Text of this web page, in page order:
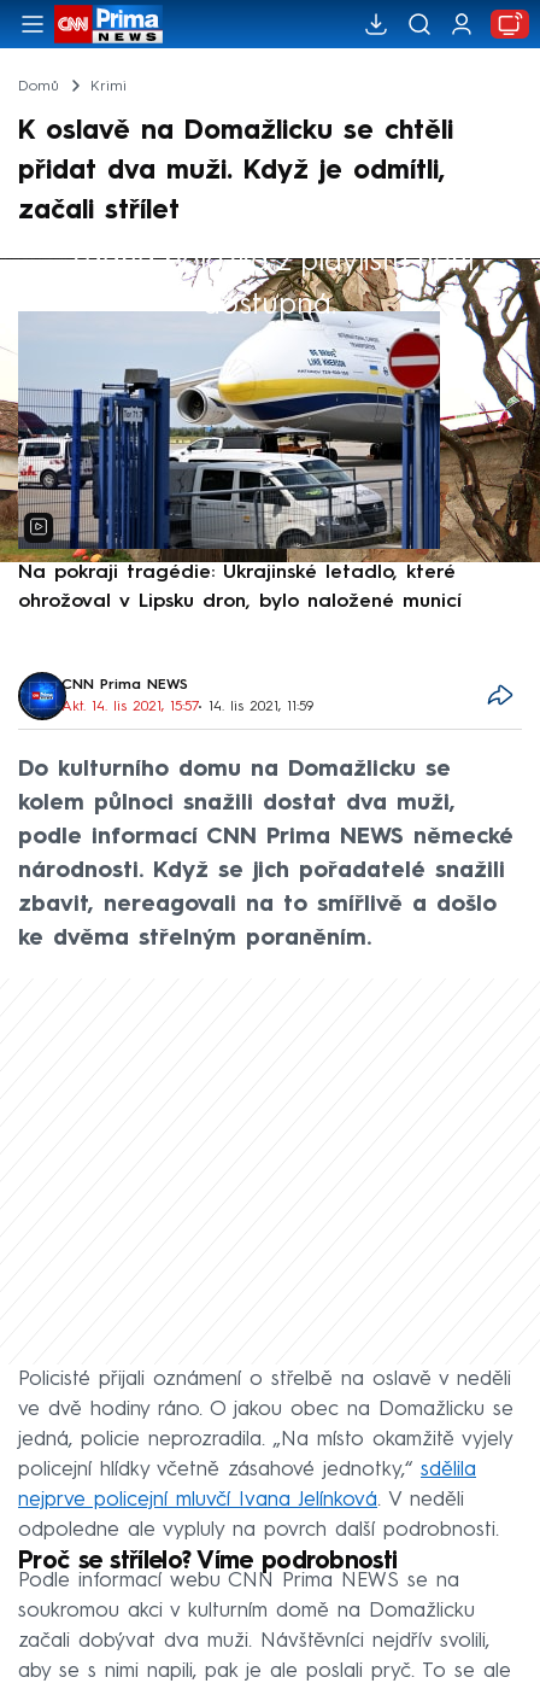
Domů Krimi
K oslavě na Domažlicku se chtěli
přidat dva muži. Když je odmítli,
začali střílet
Žádná položka z playlistu není
dostupná.
Výběr redakce
Na pokraji tragédie: Ukrajinské letadlo, které
ohrožoval v Lipsku dron, bylo naložené municí
CNN Prima NEWS
Akt. 14. lis 2021, 15:57• 14. lis 2021, 11:59
Do kulturního domu na Domažlicku se
kolem půlnoci snažili dostat dva muži,
podle informací CNN Prima NEWS německé
národnosti. Když se jich pořadatelé snažili
zbavit, nereagovali na to smířlivě a došlo
ke dvěma střelným poraněním.
Policisté přijali oznámení o střelbě na oslavě v neděli
ve dvě hodiny ráno. O jakou obec na Domažlicku se
jedná, policie neprozradila. „Na místo okamžitě vyjely
policejní hlídky včetně zásahové jednotky,“ sdělila
nejprve policejní mluvčí Ivana Jelínková. V neděli
odpoledne ale vypluly na povrch další podrobnosti.
Proč se střílelo? Víme podrobnosti
Podle informací webu CNN Prima NEWS se na
soukromou akci v kulturním domě na Domažlicku
začali dobývat dva muži. Návštěvníci nejdřív svolili,
aby se s nimi napili, pak je ale poslali pryč. To se ale